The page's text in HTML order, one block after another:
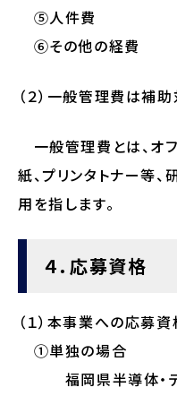
⑤人件
⑥その他の経費
（２）一般管理費は補
一般管理費とは、オ
紙、プリンタトナー等
用を指します。
４．応募資格
（１）本事業への応募
①単独の場合
福岡県半導体・デ